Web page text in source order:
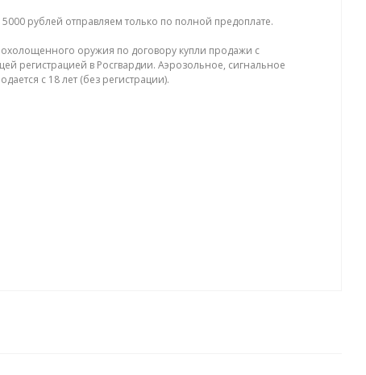
рублей отправляем только по полной предоплате.
оружия по договору купли продажи с
регистрацией в Росгвардии. Аэрозольное, сигнальное
с 18 лет (без регистрации).